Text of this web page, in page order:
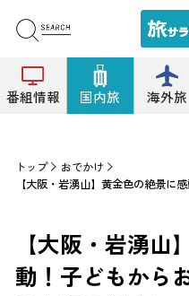
番組情報 国内旅 海外旅
トップ
おでかけ
【大阪・岩湧山
動！子どもから